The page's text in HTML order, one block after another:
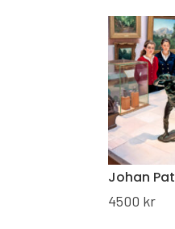
Johan
4500 kr